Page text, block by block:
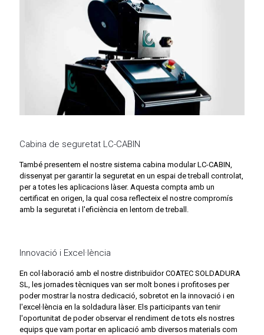
Cabina de seguretat LC-CABIN
També presentem el nostre sistema cabina modular LC-CABIN,
dissenyat per garantir la seguretat en un espai de treball controlat,
per a totes les aplicacions làser. Aquesta compta amb un
certificat en origen, la qual cosa reflecteix el nostre compromís
amb la seguretat i l'eficiència en lentorn de treball.
Innovació i Excel·lència
En col·laboració amb el nostre distribuïdor COATEC SOLDADURA
SL, les jornades tècniques van ser molt bones i profitoses per
poder mostrar la nostra dedicació, sobretot en la innovació i en
l'excel·lència en la soldadura làser. Els participants van tenir
l'oportunitat de poder observar el rendiment de tots els nostres
equips que vam portar en aplicació amb diversos materials com